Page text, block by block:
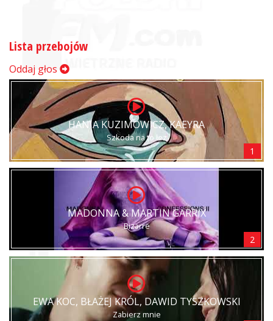
Lista przebojów
Oddaj głos
HANIA KUZIMOWICZ, KAEYRA
Szkoda na to łez
1
MADONNA & MARTIN GARRIX
Bizarre
2
EWA KOC, BŁAŻEJ KRÓL, DAWID TYSZKOWSKI
Zabierz mnie